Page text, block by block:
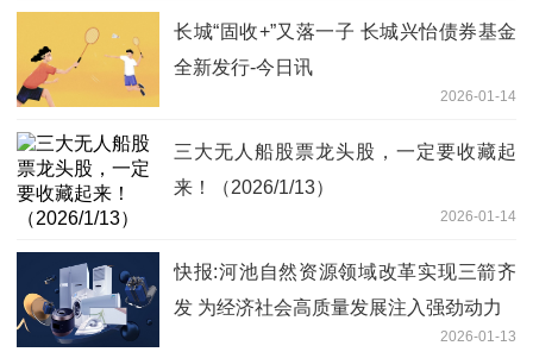
长城“固收+”又落一子 长城兴怡债券基金
全新发行-今日讯
2026-01-14
三大无人船股票龙头股，一定要收藏起
来！（2026/1/13）
2026-01-14
快报:河池自然资源领域改革实现三箭齐
发 为经济社会高质量发展注入强劲动力
2026-01-13